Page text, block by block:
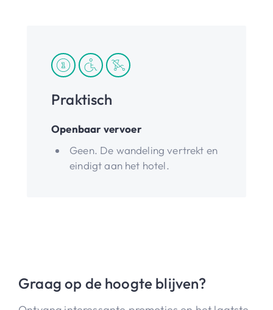
Praktisch
Openbaar vervoer
Geen. De wandeling vertrekt en
eindigt aan het hotel.
Graag op de hoogte blijven?